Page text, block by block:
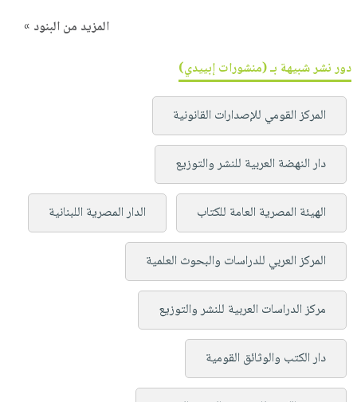
المزيد من البنود »
دور نشر شبيهة بـ (منشورات إبييدي)
المركز القومي للإصدارات القانونية
دار النهضة العربية للنشر والتوزيع
الهيئة المصرية العامة للكتاب الدار المصرية اللبنانية
المركز العربي للدراسات والبحوث العلمية
مركز الدراسات العربية للنشر والتوزيع
دار الكتب والوثائق القومية